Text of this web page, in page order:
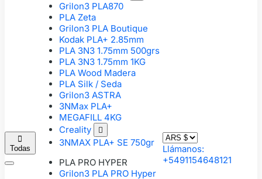

Todas
Grilon3 PLA870
PLA Zeta
Grilon3 PLA Boutique
Kodak PLA+ 2.85mm
PLA 3N3 1.75mm 500grs
PLA 3N3 1.75mm 1KG
PLA Wood Madera
PLA Silk / Seda
Grilon3 ASTRA
3NMax PLA+
MEGAFILL 4KG
Creality

3NMAX PLA+ SE 750gr
PLA PRO HYPER
Grilon3 PLA PRO Hyper
Llámanos:
+5491154648121